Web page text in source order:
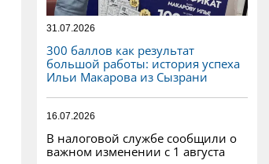
31.07.2026
300 баллов как результат
большой работы: история успеха
Ильи Макарова из Сызрани
16.07.2026
В налоговой службе сообщили о
важном изменении с 1 августа